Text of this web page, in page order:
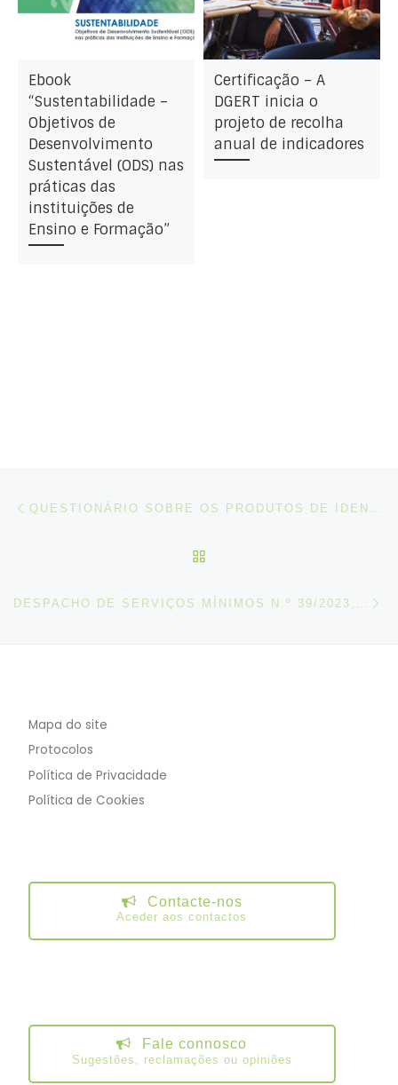
Ebook
“Sustentabilidade –
Objetivos de
Desenvolvimento
Sustentável (ODS) nas
práticas das
instituições de
Ensino e Formação”
Certificação – A
DGERT inicia o
projeto de recolha
anual de indicadores
Post navigation
Mapa do site
Protocolos
Política de Privacidade
Política de Cookies
Contacte-nos
Aceder aos contactos
Fale connosco
Sugestões, reclamações ou opiniões